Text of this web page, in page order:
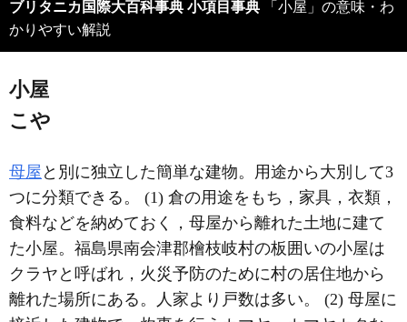
ブリタニカ国際大百科事典 小項目事典
かりやすい解説
小屋
こや
母屋 と別に独立した簡単な建物。用途から大別して3
つに分類できる。 (1) 倉の用途をもち，家具，衣類，
食料などを納めておく，母屋から離れた土地に建て
た小屋。福島県南会津郡檜枝岐村の板囲いの小屋は
クラヤと呼ばれ，火災予防のために村の居住地から
離れた場所にある。人家より戸数は多い。 (2) 母屋に